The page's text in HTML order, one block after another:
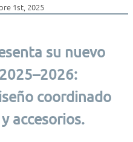
1st, 2025
su nuevo
coordinado
accesorios.